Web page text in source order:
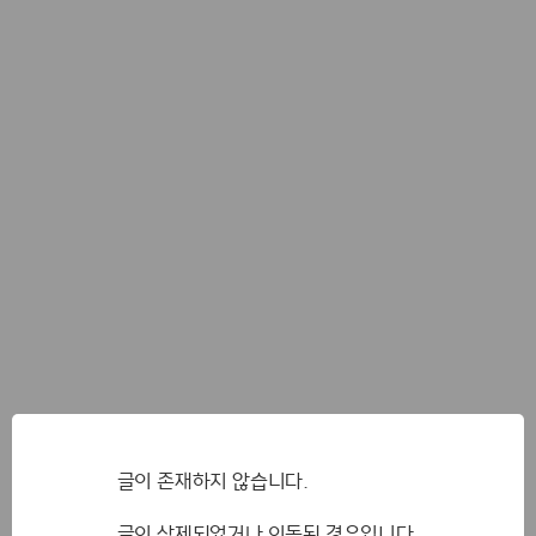
글이 존재하지 않습니다.